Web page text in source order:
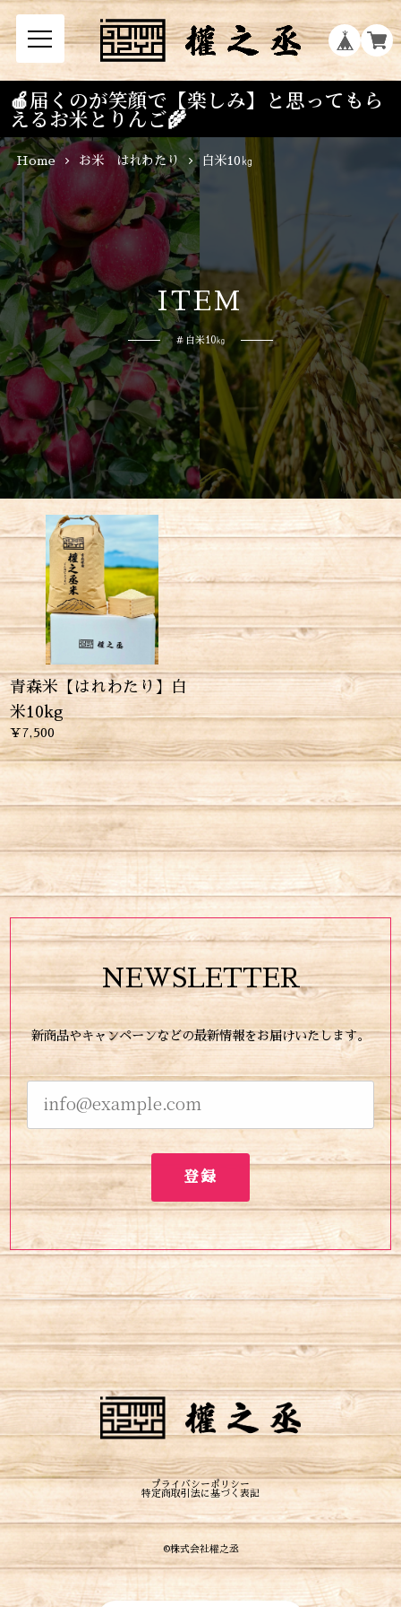
🍎届くのが笑顔で【楽しみ】と思ってもら
えるお米とりんご🌾
ITEM
# 白米10㎏
Home お米 はれわたり 白米10㎏
青森米【はれわたり】白
米10kg
¥7,500
NEWSLETTER
新商品やキャンペーンなどの最新情報をお届けいたします。
登録
プライバシーポリシー
特定商取引法に基づく表記
©︎株式会社權之丞